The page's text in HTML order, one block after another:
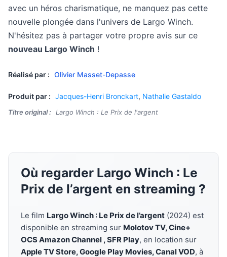
avec un héros charismatique, ne manquez pas cette
nouvelle plongée dans l'univers de Largo Winch.
N'hésitez pas à partager votre propre avis sur ce
nouveau Largo Winch !
Réalisé par : Olivier Masset-Depasse
Produit par : Jacques-Henri Bronckart, Nathalie Gastaldo
Titre original : Largo Winch : Le Prix de l'argent
Où regarder Largo Winch : Le
Prix de l’argent en streaming ?
Le film Largo Winch : Le Prix de l’argent (2024) est
disponible en streaming sur Molotov TV, Cine+
OCS Amazon Channel , SFR Play, en location sur
Apple TV Store, Google Play Movies, Canal VOD, à